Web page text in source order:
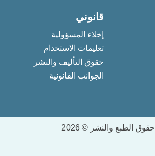
قانوني
إخلاء المسؤولية
تعليمات الاستخدام
حقوق التأليف والنشر
الجوانب القانونية
حقوق الطبع والنشر © 2026